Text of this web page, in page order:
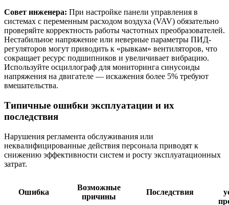
Совет инженера: При настройке панели управления в
системах с переменным расходом воздуха (VAV) обязательно
проверяйте корректность работы частотных преобразователей.
Нестабильное напряжение или неверные параметры ПИД-
регуляторов могут приводить к «рывкам» вентиляторов, что
сокращает ресурс подшипников и увеличивает вибрацию.
Используйте осциллограф для мониторинга синусоиды
напряжения на двигателе — искажения более 5% требуют
вмешательства.
Типичные ошибки эксплуатации и их
последствия
Нарушения регламента обслуживания или
неквалифицированные действия персонала приводят к
снижению эффективности систем и росту эксплуатационных
затрат.
Ошибка
Возможные
причины
Последствия